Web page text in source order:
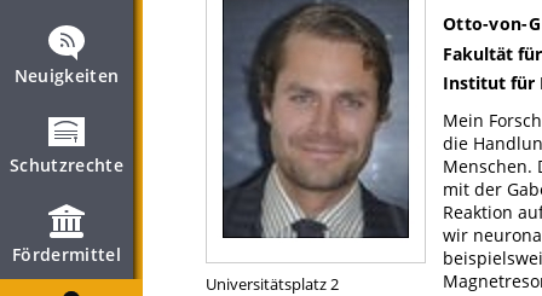
Neuigkeiten
Schutzrechte
Fördermittel
Universitätsplatz 2
Otto-von-
Fakultät
Institut für
Mein
die
Menschen.
mit der
Reaktion
wir